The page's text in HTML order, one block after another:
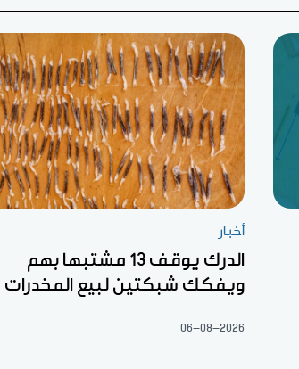
أخبار
الدرك يوقف 13 مشتبها بهم
ويفكك شبكتين لبيع المخدرات
06-08-2026